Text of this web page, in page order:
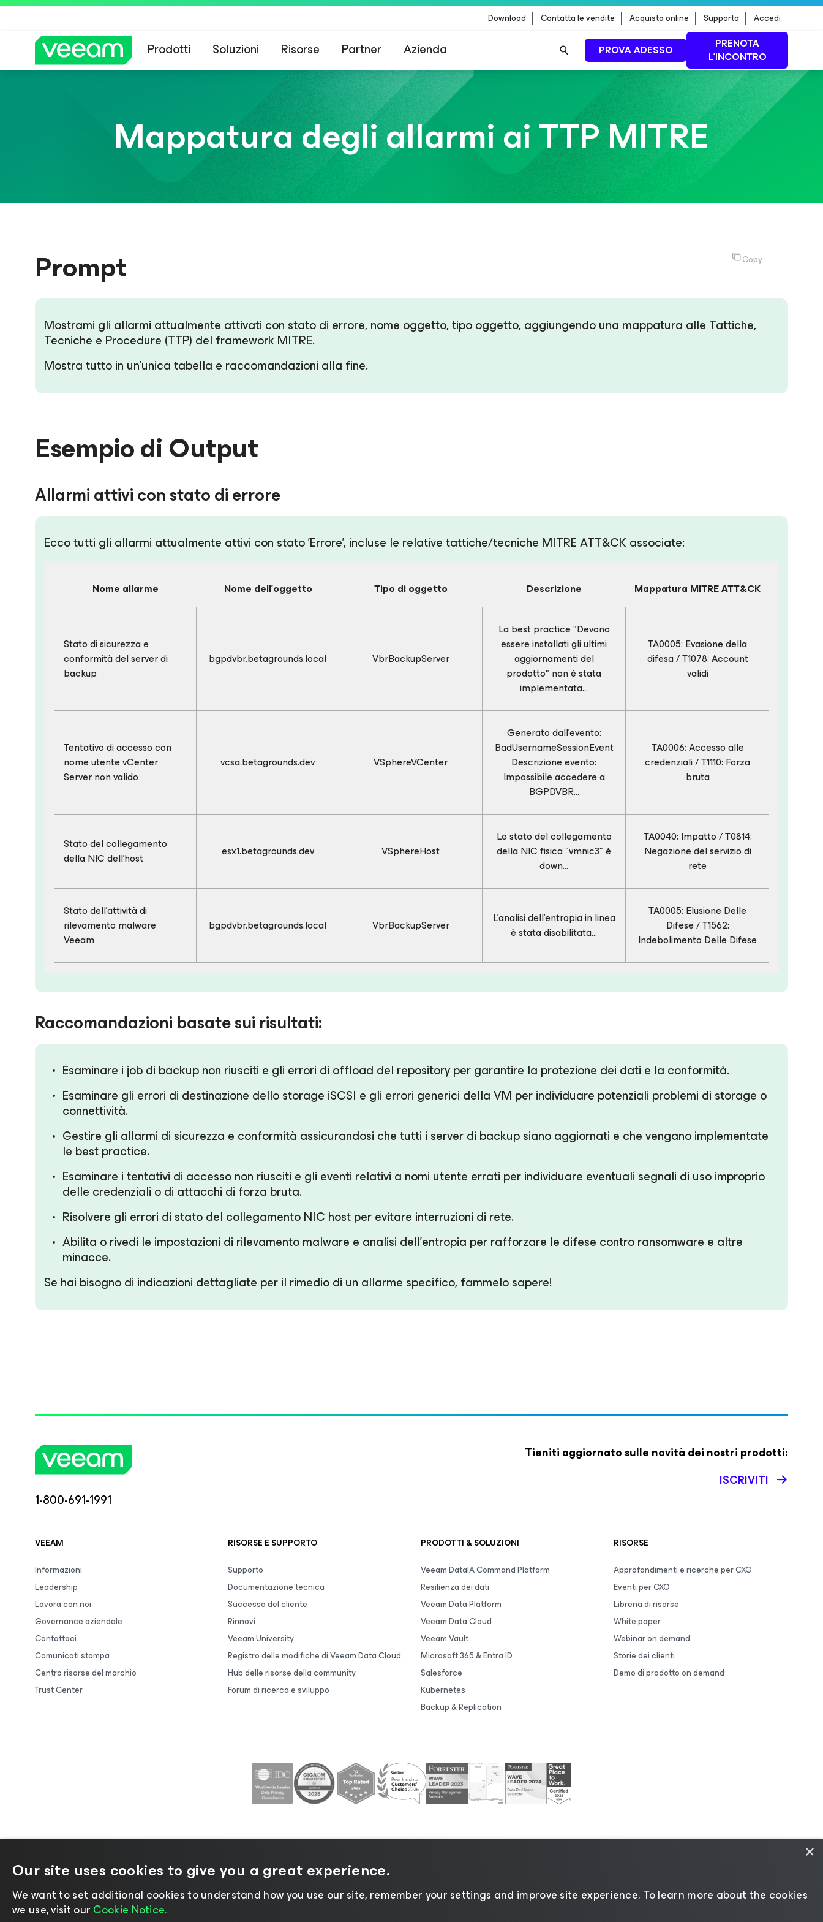
Download Contatta le vendite Acquista online Supporto Accedi
Prodotti Soluzioni Risorse Partner Azienda PROVA ADESSO
PRENOTA
L'INCONTRO
Linee guida di Veeam per i clienti interessati dall'aggiornamento dei
contenuti di CrowdStrike
PER SAPERNE DI
PIÙ
Mappatura degli allarmi ai TTP MITRE
Prompt Copy
Mostrami gli allarmi attualmente attivati con stato di errore, nome oggetto, tipo oggetto, aggiungendo una mappatura alle Tattiche,
Tecniche e Procedure (TTP) del framework MITRE.
Mostra tutto in un'unica tabella e raccomandazioni alla fine.
Esempio di Output
Allarmi attivi con stato di errore
Ecco tutti gli allarmi attualmente attivi con stato 'Errore', incluse le relative tattiche/tecniche MITRE ATT&CK associate:
Nome allarme Nome dell'oggetto Tipo di oggetto Descrizione Mappatura MITRE ATT&CK
Stato di sicurezza e
conformità del server di
backup
bgpdvbr.betagrounds.local VbrBackupServer
La best practice "Devono
essere installati gli ultimi
aggiornamenti del
prodotto" non è stata
implementata…
TA0005: Evasione della
difesa / T1078: Account
validi
Tentativo di accesso con
nome utente vCenter
Server non valido
vcsa.betagrounds.dev VSphereVCenter
Generato dall'evento:
BadUsernameSessionEvent
Descrizione evento:
Impossibile accedere a
BGPDVBR...
TA0006: Accesso alle
credenziali / T1110: Forza
bruta
Stato del collegamento
della NIC dell’host
esx1.betagrounds.dev VSphereHost
Lo stato del collegamento
della NIC fisica "vmnic3" è
down...
TA0040: Impatto / T0814:
Negazione del servizio di
rete
Stato dell'attività di
rilevamento malware
Veeam
bgpdvbr.betagrounds.local VbrBackupServer
L'analisi dell'entropia in linea
è stata disabilitata...
TA0005: Elusione Delle
Difese / T1562:
Indebolimento Delle Difese
Raccomandazioni basate sui risultati:
Esaminare i job di backup non riusciti e gli errori di offload del repository per garantire la protezione dei dati e la conformità.
Esaminare gli errori di destinazione dello storage iSCSI e gli errori generici della VM per individuare potenziali problemi di storage o
connettività.
Gestire gli allarmi di sicurezza e conformità assicurandosi che tutti i server di backup siano aggiornati e che vengano implementate
le best practice.
Esaminare i tentativi di accesso non riusciti e gli eventi relativi a nomi utente errati per individuare eventuali segnali di uso improprio
delle credenziali o di attacchi di forza bruta.
Risolvere gli errori di stato del collegamento NIC host per evitare interruzioni di rete.
Abilita o rivedi le impostazioni di rilevamento malware e analisi dell'entropia per rafforzare le difese contro ransomware e altre
minacce.
Se hai bisogno di indicazioni dettagliate per il rimedio di un allarme specifico, fammelo sapere!
1-800-691-1991
Tieniti aggiornato sulle novità dei nostri prodotti:
ISCRIVITI
VEEAM
Informazioni
Leadership
Lavora con noi
Governance aziendale
Contattaci
Comunicati stampa
Centro risorse del marchio
Trust Center
RISORSE E SUPPORTO
Supporto
Documentazione tecnica
Successo del cliente
Rinnovi
Veeam University
Registro delle modifiche di Veeam Data Cloud
Hub delle risorse della community
Forum di ricerca e sviluppo
PRODOTTI & SOLUZIONI
Veeam DataIA Command Platform
Resilienza dei dati
Veeam Data Platform
Veeam Data Cloud
Veeam Vault
Microsoft 365 & Entra ID
Salesforce
Kubernetes
Backup & Replication
RISORSE
Approfondimenti e ricerche per CXO
Eventi per CXO
Libreria di risorse
White paper
Webinar on demand
Storie dei clienti
Demo di prodotto on demand
©2026 Veeam® Software | Informativa sulla privacy| Informativa sui cookie
×
Our site uses cookies to give you a great experience.
We want to set additional cookies to understand how you use our site, remember your settings and improve site experience. ​To learn more about the cookies
we use, visit our Cookie Notice.